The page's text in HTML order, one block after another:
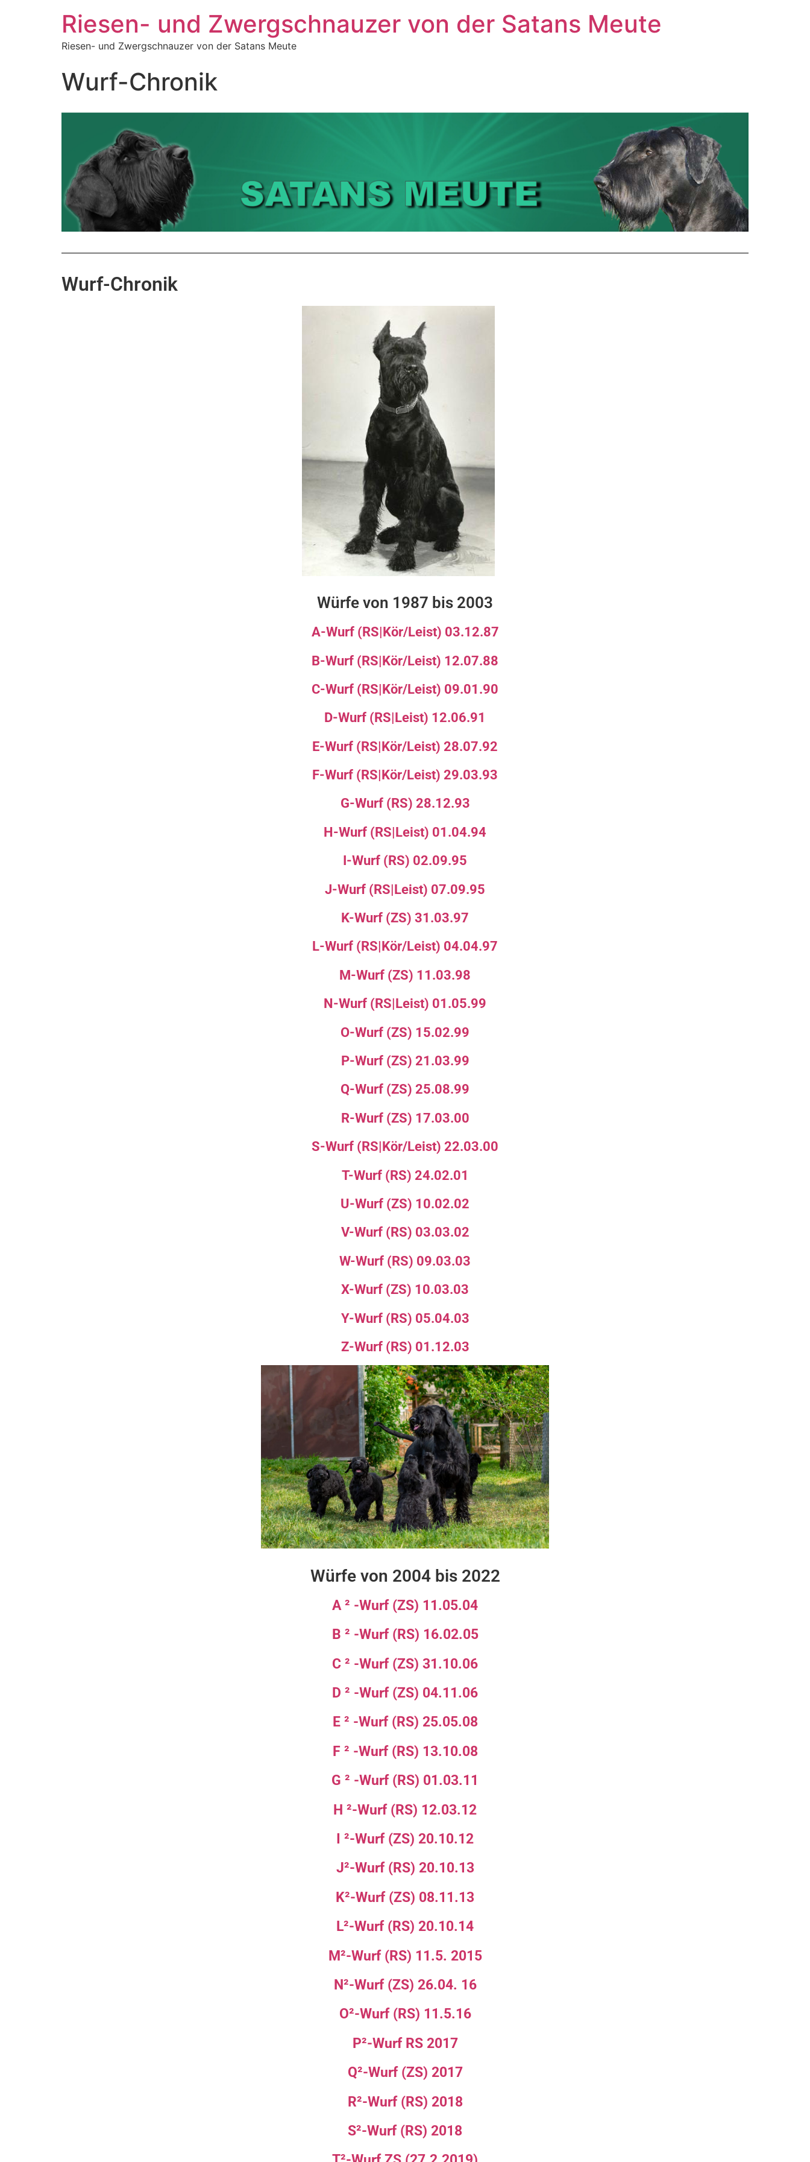
Riesen- und Zwergschnauzer von der Satans Meute
Riesen- und Zwergschnauzer von der Satans Meute
Wurf-Chronik
Wurf-Chronik
Würfe von 1987 bis 2003
A-Wurf (RS|Kör/Leist) 03.12.87
B-Wurf (RS|Kör/Leist) 12.07.88
C-Wurf (RS|Kör/Leist) 09.01.90
D-Wurf (RS|Leist) 12.06.91
E-Wurf (RS|Kör/Leist) 28.07.92
F-Wurf (RS|Kör/Leist) 29.03.93
G-Wurf (RS) 28.12.93
H-Wurf (RS|Leist) 01.04.94
I-Wurf (RS) 02.09.95
J-Wurf (RS|Leist) 07.09.95
K-Wurf (ZS) 31.03.97
L-Wurf (RS|Kör/Leist) 04.04.97
M-Wurf (ZS) 11.03.98
N-Wurf (RS|Leist) 01.05.99
O-Wurf (ZS) 15.02.99
P-Wurf (ZS) 21.03.99
Q-Wurf (ZS) 25.08.99
R-Wurf (ZS) 17.03.00
S-Wurf (RS|Kör/Leist) 22.03.00
T-Wurf (RS) 24.02.01
U-Wurf (ZS) 10.02.02
V-Wurf (RS) 03.03.02
W-Wurf (RS) 09.03.03
X-Wurf (ZS) 10.03.03
Y-Wurf (RS) 05.04.03
Z-Wurf (RS) 01.12.03
Würfe von 2004 bis 2022
A ² -Wurf (ZS) 11.05.04
B ² -Wurf (RS) 16.02.05
C ² -Wurf (ZS) 31.10.06
D ² -Wurf (ZS) 04.11.06
E ² -Wurf (RS) 25.05.08
F ² -Wurf (RS) 13.10.08
G ² -Wurf (RS) 01.03.11
H ²-Wurf (RS) 12.03.12
I ²-Wurf (ZS) 20.10.12
J²-Wurf (RS) 20.10.13
K²-Wurf (ZS) 08.11.13
L²-Wurf (RS) 20.10.14
M²-Wurf (RS) 11.5. 2015
N²-Wurf (ZS) 26.04. 16
O²-Wurf (RS) 11.5.16
P²-Wurf RS 2017
Q²-Wurf (ZS) 2017
R²-Wurf (RS) 2018
S²-Wurf (RS) 2018